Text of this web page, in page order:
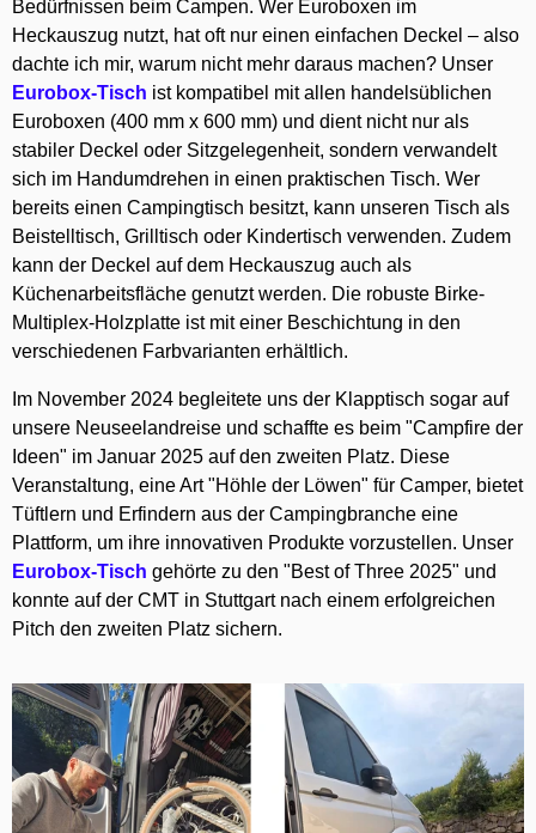
Bedürfnissen beim Campen. Wer Euroboxen im
Heckauszug nutzt, hat oft nur einen einfachen Deckel – also
dachte ich mir, warum nicht mehr daraus machen? Unser
Eurobox-Tisch ist kompatibel mit allen handelsüblichen
Euroboxen (400 mm x 600 mm) und dient nicht nur als
stabiler Deckel oder Sitzgelegenheit, sondern verwandelt
sich im Handumdrehen in einen praktischen Tisch. Wer
bereits einen Campingtisch besitzt, kann unseren Tisch als
Beistelltisch, Grilltisch oder Kindertisch verwenden. Zudem
kann der Deckel auf dem Heckauszug auch als
Küchenarbeitsfläche genutzt werden. Die robuste Birke-
Multiplex-Holzplatte ist mit einer Beschichtung in den
verschiedenen Farbvarianten erhältlich.
Im November 2024 begleitete uns der Klapptisch sogar auf
unsere Neuseelandreise und schaffte es beim "Campfire der
Ideen" im Januar 2025 auf den zweiten Platz. Diese
Veranstaltung, eine Art "Höhle der Löwen" für Camper, bietet
Tüftlern und Erfindern aus der Campingbranche eine
Plattform, um ihre innovativen Produkte vorzustellen. Unser
Eurobox-Tisch gehörte zu den "Best of Three 2025" und
konnte auf der CMT in Stuttgart nach einem erfolgreichen
Pitch den zweiten Platz sichern.